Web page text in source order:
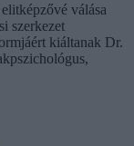
válása
szerkezet
kiáltanak Dr.